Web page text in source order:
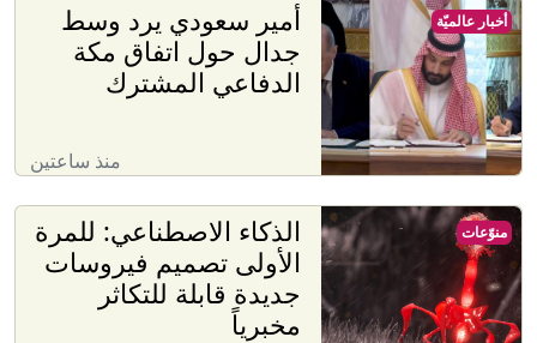
أمير سعودي يرد وسط
جدال حول اتفاق مكة
الدفاعي المشترك
منذ ساعتين
أخبار عالميّة
الذكاء الاصطناعي: للمرة
الأولى تصميم فيروسات
جديدة قابلة للتكاثر
مخبرياً
منوّعات